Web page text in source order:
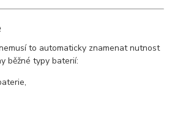
to automaticky znamenat nutnost
běžné typy baterií: